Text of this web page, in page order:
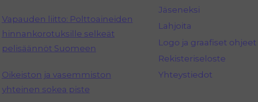
Vapauden liitto: Polttoaineiden
hinnankorotuksille selkeät
pelisäännöt Suomeen
Oikeiston ja vasemmiston
yhteinen sokea piste
Jäseneksi
Lahjoita
Logo ja graafiset ohjeet
Rekisteriseloste
Yhteystiedot